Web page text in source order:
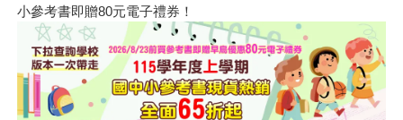
小參考書即贈80元電子禮券！